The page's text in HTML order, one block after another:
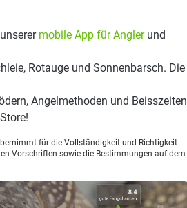
mobile App für Anglerund
Rotauge und Sonnenbarsch. Die
Angelmethoden und Beisszeiten
für die Vollständigkeit und Richtigkeit
Vorschriften sowie die Bestimmungen auf dem